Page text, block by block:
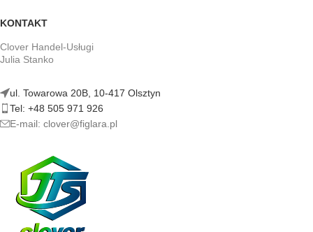
KONTAKT
Clover Handel-Usługi
Julia Stanko
ul. Towarowa 20B, 10-417 Olsztyn
Tel: +48 505 971 926
E-mail: clover@figlara.pl